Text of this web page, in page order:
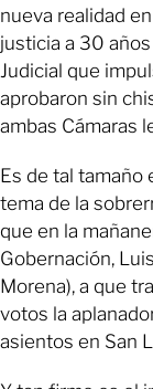
nueva realidad
justicia a 30
Judicial que
aprobaron sin
ambas Cámaras
Es de tal tamaño
tema de la
que en la
Gobernación,
Morena), a que
votos la
asientos en San